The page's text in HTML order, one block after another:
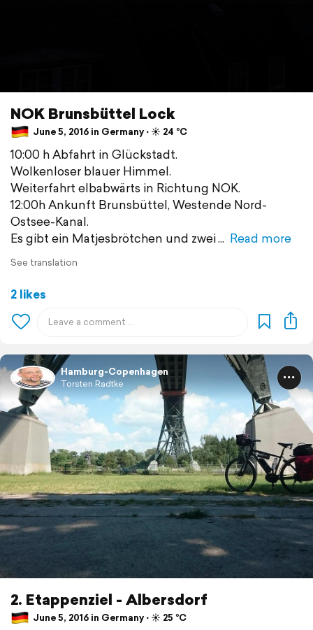
NOK Brunsbüttel Lock
June 5, 2016 in Germany ⋅ ☀️ 24 °C
10:00 h Abfahrt in Glückstadt.
Wolkenloser blauer Himmel.
Weiterfahrt elbabwärts in Richtung NOK.
12:00h Ankunft Brunsbüttel, Westende Nord-
Ostsee-Kanal.
Es gibt ein Matjesbrötchen und zwei
Read more
See translation
2 likes
Hamburg-Copenhagen
Torsten Radtke
2. Etappenziel - Albersdorf
June 5, 2016 in Germany ⋅ ☀️ 25 °C